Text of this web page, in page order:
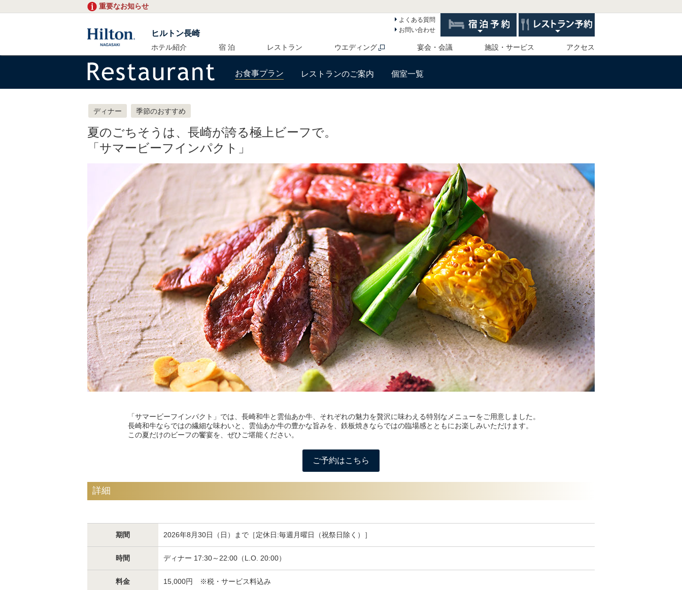
重要なお知らせ
ヒルトン長崎
よくある質問
お問い合わせ
ホテル紹介 宿 泊 レストラン ウエディング 宴会・会議 施設・サービス アクセス
お食事プラン レストランのご案内 個室一覧
ディナー 季節のおすすめ
夏のごちそうは、長崎が誇る極上ビーフで。
「サマービーフインパクト」
「サマービーフインパクト」では、長崎和牛と雲仙あか牛、それぞれの魅力を贅沢に味わえる特別なメニューをご用意しました。
長崎和牛ならではの繊細な味わいと、雲仙あか牛の豊かな旨みを、鉄板焼きならではの臨場感とともにお楽しみいただけます。
この夏だけのビーフの饗宴を、ぜひご堪能ください。
ご予約はこちら
詳細
期間 2026年8月30日（日）まで［定休日:毎週月曜日（祝祭日除く）］
時間 ディナー 17:30～22:00（L.O. 20:00）
料金 15,000円 ※税・サービス料込み